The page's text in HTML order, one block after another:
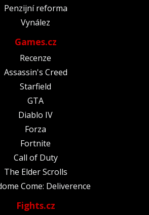
Penzijní reforma
Vynález
Games.cz
Recenze
Assassin's Creed
Starfield
GTA
Diablo IV
Forza
Fortnite
Call of Duty
The Elder Scrolls
Come: Deliverence
Fights.cz